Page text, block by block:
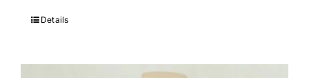
Details